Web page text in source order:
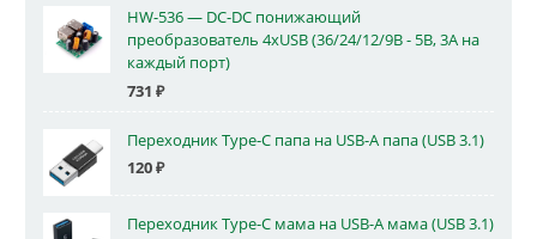
HW-536 — DC-DC понижающий
преобразователь 4xUSB (36/24/12/9В - 5В, 3А на
каждый порт)
731 ₽
Переходник Type-C папа на USB-A папа (USB 3.1)
120₽
Переходник Type-C мама на USB-A мама (USB 3.1)